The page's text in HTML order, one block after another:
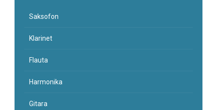
Saksofon
Klarinet
Flauta
Harmonika
Gitara